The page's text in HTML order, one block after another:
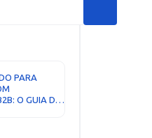
PARA
O GUIA DA
DE